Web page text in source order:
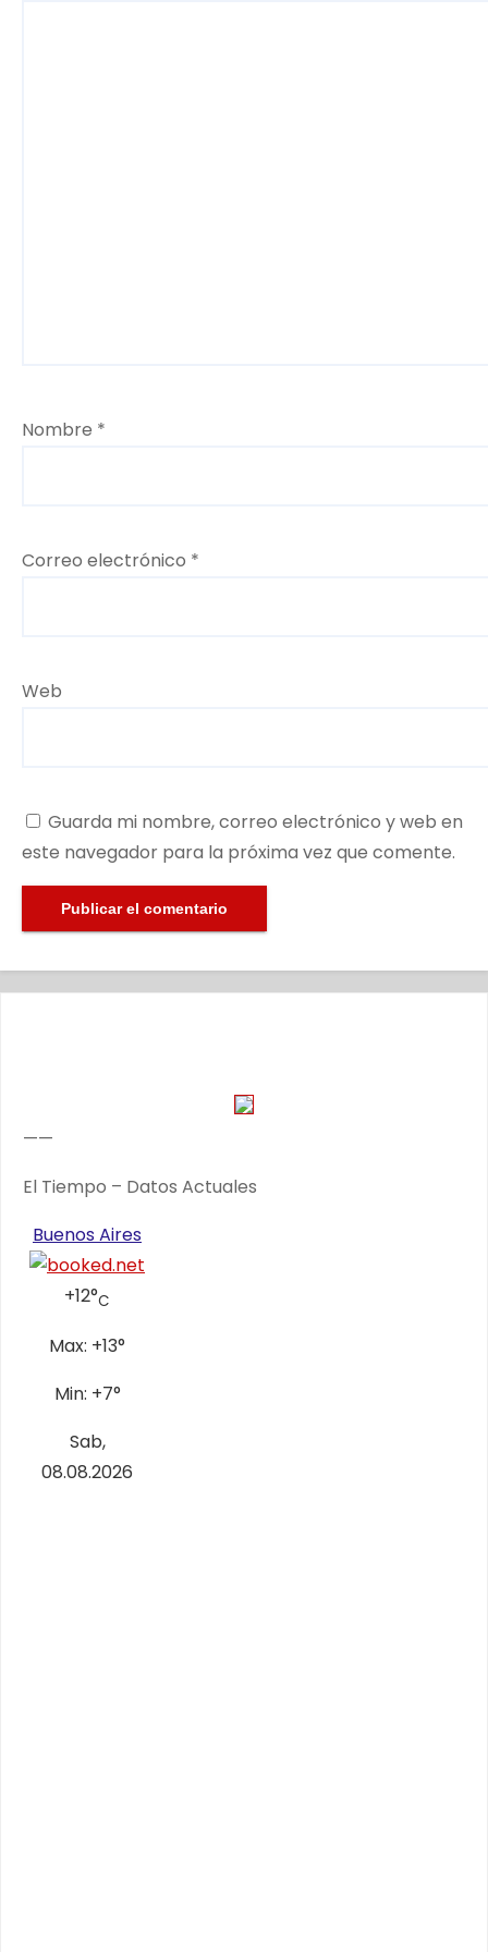
Nombre *
Correo electrónico *
Web
Guarda mi nombre, correo electrónico y web en
este navegador para la próxima vez que comente.
——
El Tiempo – Datos Actuales
Buenos Aires
+12°C
Max: +13°
Min: +7°
Sab,
08.08.2026